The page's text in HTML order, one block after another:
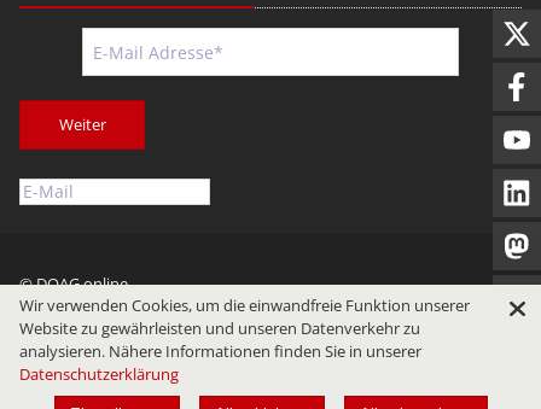
Weiter
© DOAG online
Impressum
Datenschutz Nutzungsbedingungen
Wir verwenden Cookies, um die einwandfreie Funktion unserer
Website zu gewährleisten und unseren Datenverkehr zu
analysieren. Nähere Informationen finden Sie in unserer
Datenschutzerklärung